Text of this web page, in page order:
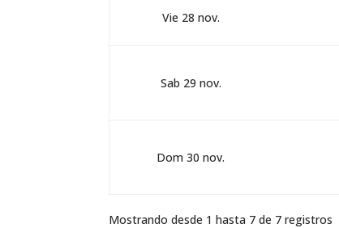
Vie 28 nov.
Sab 29 nov.
Dom 30 nov.
Mostrando desde 1 hasta 7 de 7 registros